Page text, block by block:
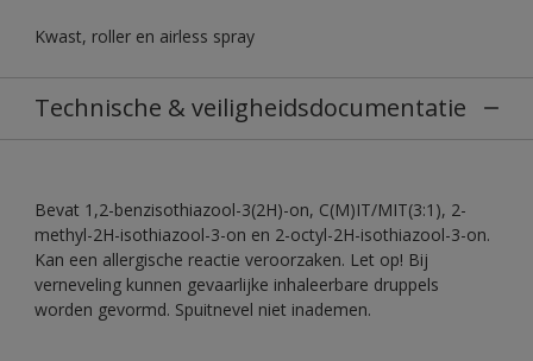
Kwast, roller en airless spray
Technische & veiligheidsdocumentatie
Bevat 1,2-benzisothiazool-3(2H)-on, C(M)IT/MIT(3:1), 2-
methyl-2H-isothiazool-3-on en 2-octyl-2H-isothiazool-3-on.
Kan een allergische reactie veroorzaken. Let op! Bij
verneveling kunnen gevaarlijke inhaleerbare druppels
worden gevormd. Spuitnevel niet inademen.